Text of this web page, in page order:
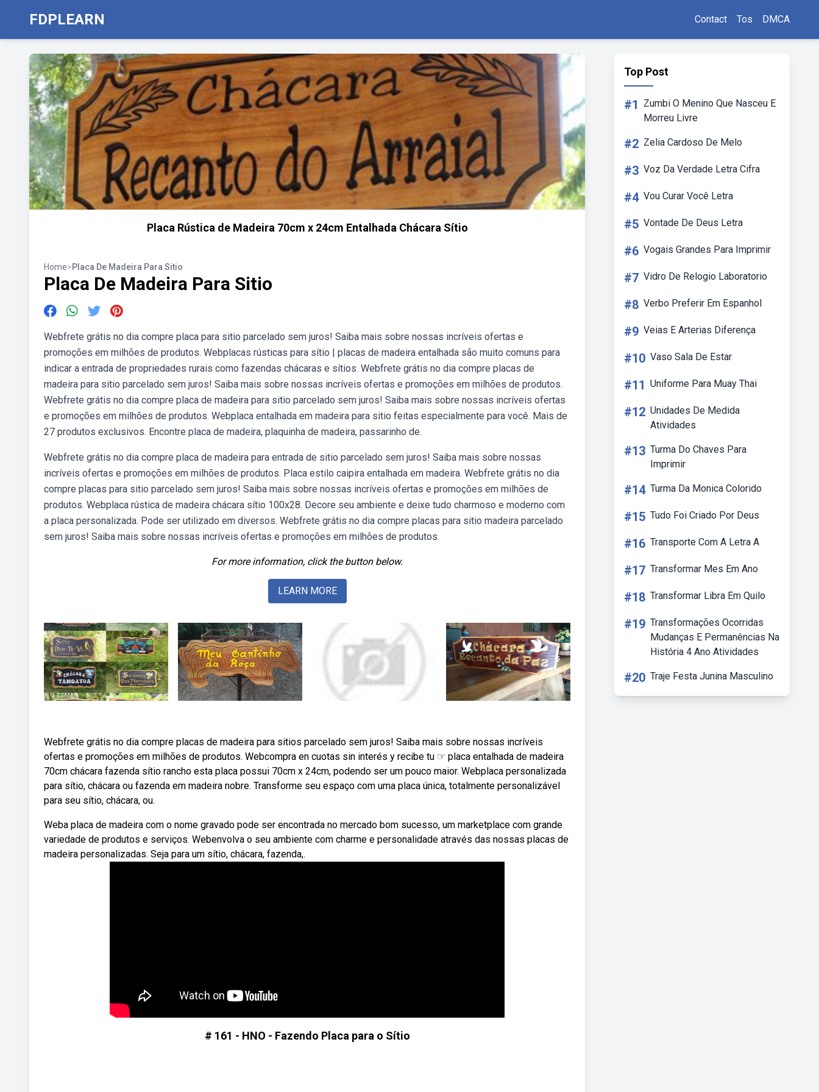
FDPLEARN Contact Tos DMCA
Placa Rústica de Madeira 70cm x 24cm Entalhada Chácara Sítio
Home>Placa De Madeira Para Sitio
Placa De Madeira Para Sitio
Webfrete grátis no dia compre placa para sitio parcelado sem juros! Saiba mais sobre nossas incríveis ofertas e
promoções em milhões de produtos. Webplacas rústicas para sítio | placas de madeira entalhada são muito comuns para
indicar a entrada de propriedades rurais como fazendas chácaras e sítios. Webfrete grátis no dia compre placas de
madeira para sitio parcelado sem juros! Saiba mais sobre nossas incríveis ofertas e promoções em milhões de produtos.
Webfrete grátis no dia compre placa de madeira para sitio parcelado sem juros! Saiba mais sobre nossas incríveis ofertas
e promoções em milhões de produtos. Webplaca entalhada em madeira para sitio feitas especialmente para você. Mais de
27 produtos exclusivos. Encontre placa de madeira, plaquinha de madeira, passarinho de.
Webfrete grátis no dia compre placa de madeira para entrada de sitio parcelado sem juros! Saiba mais sobre nossas
incríveis ofertas e promoções em milhões de produtos. Placa estilo caipira entalhada em madeira. Webfrete grátis no dia
compre placas para sitio parcelado sem juros! Saiba mais sobre nossas incríveis ofertas e promoções em milhões de
produtos. Webplaca rústica de madeira chácara sítio 100x28. Decore seu ambiente e deixe tudo charmoso e moderno com
a placa personalizada. Pode ser utilizado em diversos. Webfrete grátis no dia compre placas para sitio madeira parcelado
sem juros! Saiba mais sobre nossas incríveis ofertas e promoções em milhões de produtos.
For more information, click the button below.
LEARN MORE
Webfrete grátis no dia compre placas de madeira para sitios parcelado sem juros! Saiba mais sobre nossas incríveis
ofertas e promoções em milhões de produtos. Webcompra en cuotas sin interés y recibe tu ☞ placa entalhada de madeira
70cm chácara fazenda sítio rancho esta placa possui 70cm x 24cm, podendo ser um pouco maior. Webplaca personalizada
para sítio, chácara ou fazenda em madeira nobre. Transforme seu espaço com uma placa única, totalmente personalizável
para seu sítio, chácara, ou.
Weba placa de madeira com o nome gravado pode ser encontrada no mercado bom sucesso, um marketplace com grande
variedade de produtos e serviços. Webenvolva o seu ambiente com charme e personalidade através das nossas placas de
madeira personalizadas. Seja para um sítio, chácara, fazenda,.
# 161 - HNO - Fazendo Placa para o Sítio
Top Post
#1
Zumbi O Menino Que Nasceu E
Morreu Livre
#2 Zelia Cardoso De Melo
#3 Voz Da Verdade Letra Cifra
#4 Vou Curar Você Letra
#5 Vontade De Deus Letra
#6 Vogais Grandes Para Imprimir
#7 Vidro De Relogio Laboratorio
#8 Verbo Preferir Em Espanhol
#9 Veias E Arterias Diferença
#10 Vaso Sala De Estar
#11 Uniforme Para Muay Thai
#12 Unidades De Medida
Atividades
#13 Turma Do Chaves Para
Imprimir
#14 Turma Da Monica Colorido
#15 Tudo Foi Criado Por Deus
#16 Transporte Com A Letra A
#17 Transformar Mes Em Ano
#18 Transformar Libra Em Quilo
#19 Transformações Ocorridas
Mudanças E Permanências Na
História 4 Ano Atividades
#20 Traje Festa Junina Masculino